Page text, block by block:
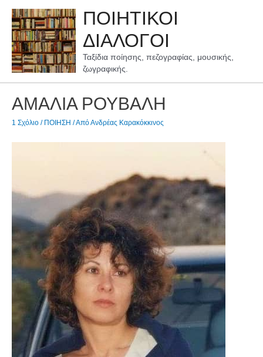
περιεχόμενο
ΠΟΙΗΤΙΚΟΙ
ΔΙΑΛΟΓΟΙ
Ταξίδια ποίησης, πεζογραφίας, μουσικής,
ζωγραφικής.
ΑΜΑΛΙΑ ΡΟΥΒΑΛΗ
1 Σχόλιο / ΠΟΙΗΣΗ / ΑπόΑνδρέας Καρακόκκινος